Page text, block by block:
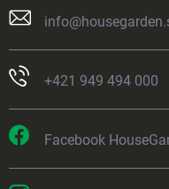
info@
+421 949 494 000
Facebook